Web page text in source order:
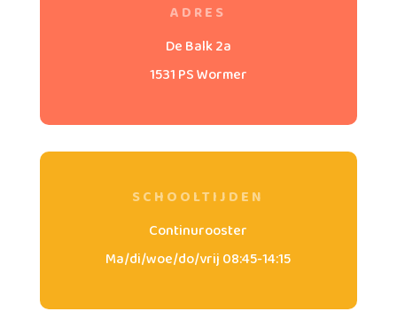
ADRES
De Balk 2a
1531 PS Wormer
SCHOOLTIJDEN
Continurooster
Ma/di/woe/do/vrij 08:45-14:15